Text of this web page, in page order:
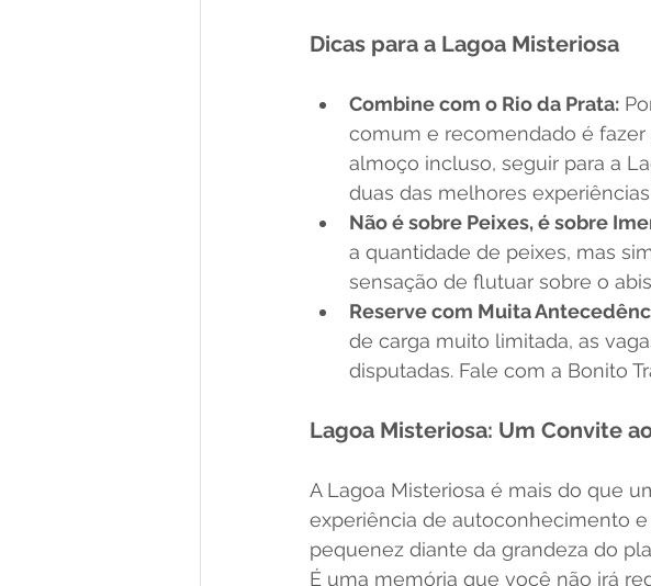
Dicas para a Lagoa Misteriosa
Combine com o Rio da Prata:
comum e recomendado é fazer
almoço incluso, seguir para a
duas das melhores
Não é sobre Peixes, é sobre
a quantidade de peixes, mas
sensação de flutuar sobre o
Reserve com Muita
de carga muito limitada, as
disputadas. Fale com a Bonito
Lagoa Misteriosa: Um Convite
A Lagoa Misteriosa é mais do que
experiência de autoconhecimento
pequenez diante da grandeza do
É uma memória que você não irá